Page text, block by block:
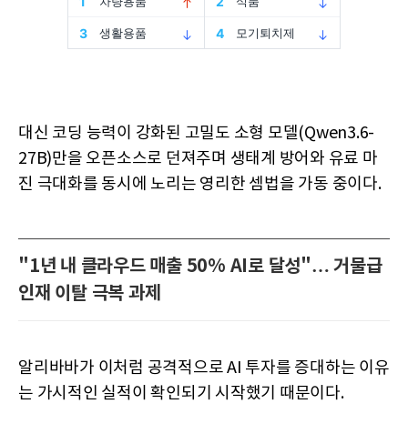
대신 코딩 능력이 강화된 고밀도 소형 모델(Qwen3.6-
27B)만을 오픈소스로 던져주며 생태계 방어와 유료 마
진 극대화를 동시에 노리는 영리한 셈법을 가동 중이다.
"1년 내 클라우드 매출 50% AI로 달성"… 거물급
인재 이탈 극복 과제
알리바바가 이처럼 공격적으로 AI 투자를 증대하는 이유
는 가시적인 실적이 확인되기 시작했기 때문이다.